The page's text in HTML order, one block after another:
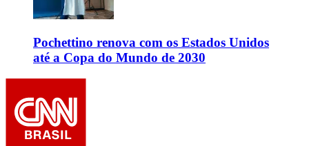
Pochettino renova com os Estados Unidos
até a Copa do Mundo de 2030